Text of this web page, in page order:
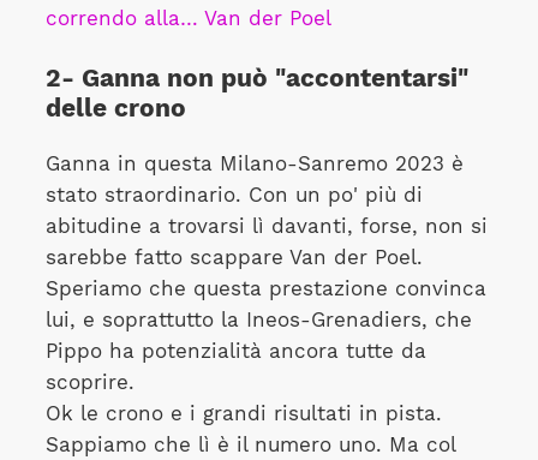
correndo alla… Van der Poel
2- Ganna non può "accontentarsi"
delle crono
Ganna in questa Milano-Sanremo 2023 è
stato straordinario. Con un po' più di
abitudine a trovarsi lì davanti, forse, non si
sarebbe fatto scappare Van der Poel.
Speriamo che questa prestazione convinca
lui, e soprattutto la Ineos-Grenadiers, che
Pippo ha potenzialità ancora tutte da
scoprire.
Ok le crono e i grandi risultati in pista.
Sappiamo che lì è il numero uno. Ma col